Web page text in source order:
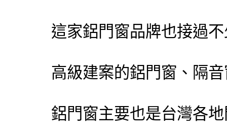
這家鋁門窗品牌也接過
高級建案的鋁門窗、隔音
鋁門窗主要也是台灣各